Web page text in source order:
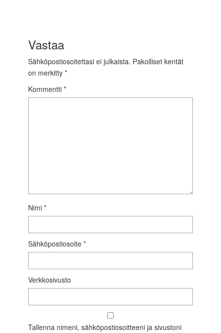
Vastaa
Sähköpostiosoitettasi ei julkaista. Pakolliset kentät
on merkitty *
Kommentti *
Nimi *
Sähköpostiosoite *
Verkkosivusto
Tallenna nimeni, sähköpostiosoitteeni ja sivustoni